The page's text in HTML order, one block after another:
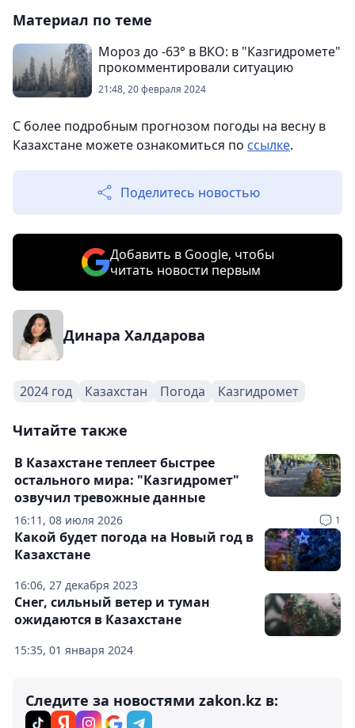
Материал по теме
Мороз до -63° в ВКО: в "Казгидромете"
прокомментировали ситуацию
21:48, 20 февраля 2024
С более подробным прогнозом погоды на весну в
Казахстане можете ознакомиться по ссылке.
Поделитесь новостью
Добавить в Google, чтобы
читать новости первым
Динара Халдарова
2024 год Казахстан Погода Казгидромет
Читайте также
16:11, 08 июля 2026 1
В Казахстане теплеет быстрее
остального мира: "Казгидромет"
озвучил тревожные данные
16:06, 27 декабря 2023
Какой будет погода на Новый год в
Казахстане
15:35, 01 января 2024
Снег, сильный ветер и туман
ожидаются в Казахстане
Следите за новостями zakon.kz в: